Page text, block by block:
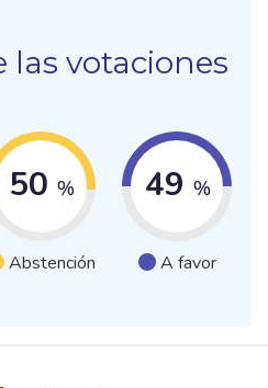
las votaciones
50 %
Abstención
49 %
A favor